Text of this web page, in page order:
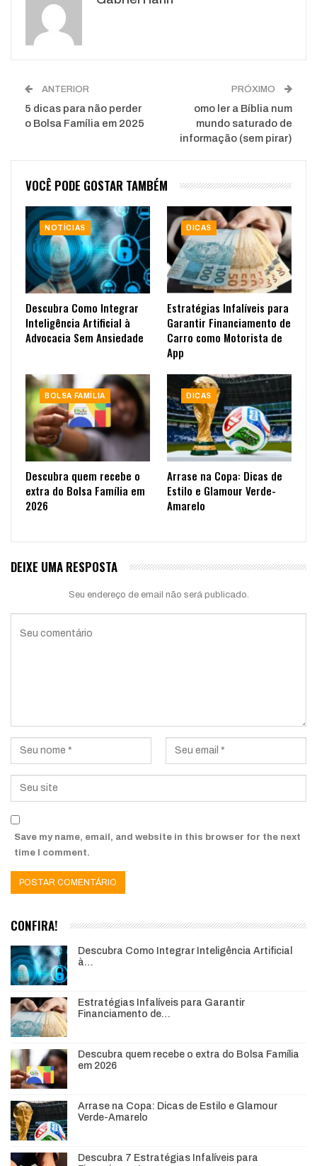
WhatsApp
ANTERIOR
5 dicas para não perder
o Bolsa Família em 2025
PRÓXIMO
omo ler a Bíblia num
mundo saturado de
informação (sem pirar)
VOCÊ PODE GOSTAR TAMBÉM
NOTÍCIAS
Descubra Como Integrar
Inteligência Artificial à
Advocacia Sem Ansiedade
DICAS
Estratégias Infalíveis para
Garantir Financiamento de
Carro como Motorista de
App
BOLSA FAMÍLIA
Descubra quem recebe o
extra do Bolsa Família em
2026
DICAS
Arrase na Copa: Dicas de
Estilo e Glamour Verde-
Amarelo
DEIXE UMA RESPOSTA
Seu endereço de email não será publicado.
Save my name, email, and website in this browser for the next
time I comment.
CONFIRA!
Descubra Como Integrar Inteligência Artificial
à…
Estratégias Infalíveis para Garantir
Financiamento de…
Descubra quem recebe o extra do Bolsa Família
em 2026
Arrase na Copa: Dicas de Estilo e Glamour
Verde-Amarelo
Descubra 7 Estratégias Infalíveis para